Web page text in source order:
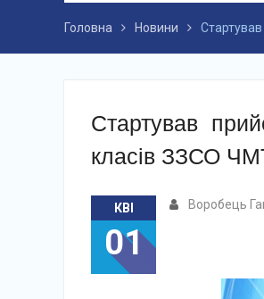
Головна Новини
Стартував
класів ЗЗСО
КВІ
01
Воробець